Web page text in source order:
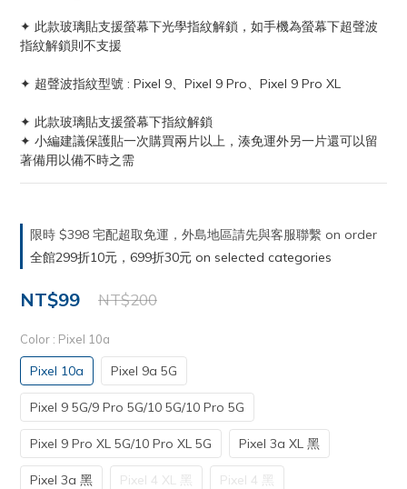
✦ 此款玻璃貼支援螢幕下光學指紋解鎖，如手機為螢幕下超聲波
指紋解鎖則不支援
✦ 超聲波指紋型號 : Pixel 9、Pixel 9 Pro、Pixel 9 Pro XL
✦ 此款玻璃貼支援螢幕下指紋解鎖
✦ 小編建議保護貼一次購買兩片以上，湊免運外另一片還可以留
著備用以備不時之需
限時 $398 宅配超取免運，外島地區請先與客服聯繫 on order
全館299折10元，699折30元 on selected categories
NT$99 NT$200
Color : Pixel 10a
Pixel 10a Pixel 9a 5G
Pixel 9 5G/9 Pro 5G/10 5G/10 Pro 5G
Pixel 9 Pro XL 5G/10 Pro XL 5G Pixel 3a XL 黑
Pixel 3a 黑 Pixel 4 XL 黑 Pixel 4 黑